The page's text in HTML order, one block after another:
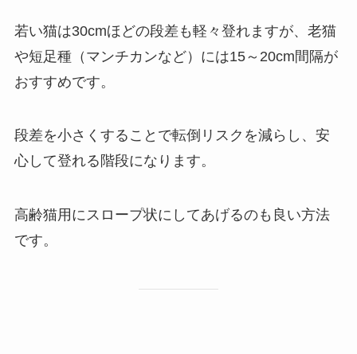
若い猫は30cmほどの段差も軽々登れますが、老猫
や短足種（マンチカンなど）には15～20cm間隔が
おすすめです。
段差を小さくすることで転倒リスクを減らし、安
心して登れる階段になります。
高齢猫用にスロープ状にしてあげるのも良い方法
です。